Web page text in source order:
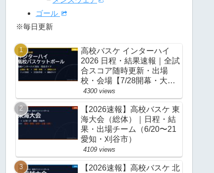
ゴール
※毎日更新
高校バスケ インターハイ
2026 日程・結果速報｜全試
合スコア随時更新・出場
校・会場【7/28開幕・大
阪】
4300 views
【2026速報】高校バスケ 東
海大会（総体）｜日程・結
果・出場チーム（6/20〜21
愛知・刈谷市）
4109 views
【2026速報】高校バスケ 北